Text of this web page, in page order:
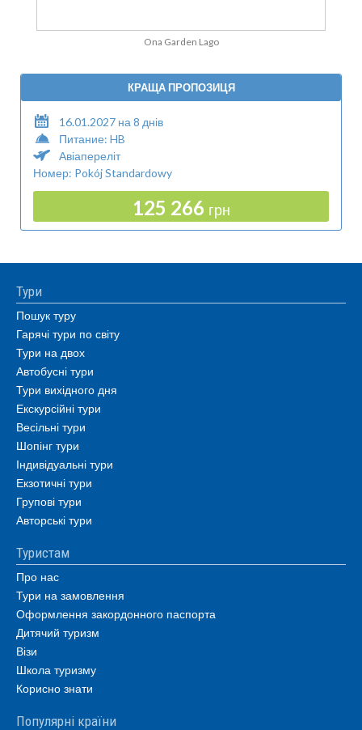
Ona Garden Lago
КРАЩА ПРОПОЗИЦЯ
16.01.2027 на 8 днів
Питание: HB
Авіапереліт
Номер: Pokój Standardowy
125 266 грн
Тури
Пошук туру
Гарячі тури по світу
Тури на двох
Автобусні тури
Тури вихідного дня
Екскурсійні тури
Весільні тури
Шопінг тури
Індивідуальні тури
Екзотичні тури
Групові тури
Авторські тури
Туристам
Про нас
Тури на замовлення
Оформлення закордонного паспорта
Дитячий туризм
Візи
Школа туризму
Корисно знати
Популярні країни